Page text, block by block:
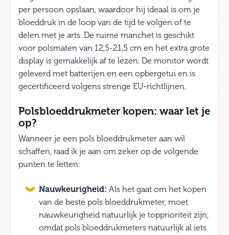
per persoon opslaan, waardoor hij ideaal is om je
bloeddruk in de loop van de tijd te volgen of te
delen met je arts. De ruime manchet is geschikt
voor polsmaten van 12,5-21,5 cm en het extra grote
display is gemakkelijk af te lezen. De monitor wordt
geleverd met batterijen en een opbergetui en is
gecertificeerd volgens strenge EU-richtlijnen.
Polsbloeddrukmeter kopen: waar let je
op?
Wanneer je een pols bloeddrukmeter aan wil
schaffen, raad ik je aan om zeker op de volgende
punten te letten:
Nauwkeurigheid: Als het gaat om het kopen
van de beste pols bloeddrukmeter, moet
nauwkeurigheid natuurlijk je topprioriteit zijn,
omdat pols bloeddrukmeters natuurlijk al iets